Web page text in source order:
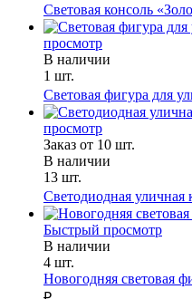
Световая консоль
просмотр
В наличии
1 шт.
Световая фигура для
просмотр
Заказ от 10 шт.
В наличии
13 шт.
Светодиодная уличная
Быстрый просмотр
В наличии
4 шт.
Новогодняя световая